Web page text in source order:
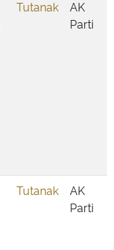
Tutanak
AK
Parti
Tutanak
AK
Parti